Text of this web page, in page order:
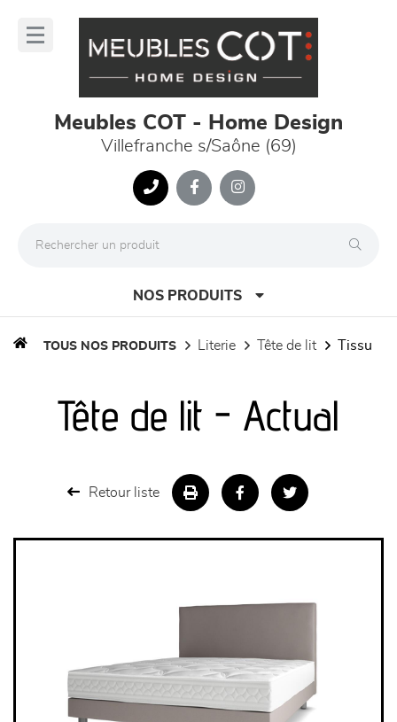
Meubles COT - Home Design
Villefranche s/Saône (69)
NOS PRODUITS
séjours
meubles de complément
TOUS NOS PRODUITS literie tête de lit tissu
Tête de lit - Actual
Retour liste